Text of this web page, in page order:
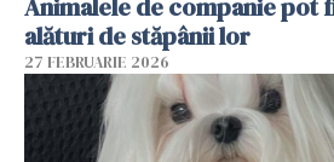
alături de stăpânii lor
27 FEBRUARIE 2026